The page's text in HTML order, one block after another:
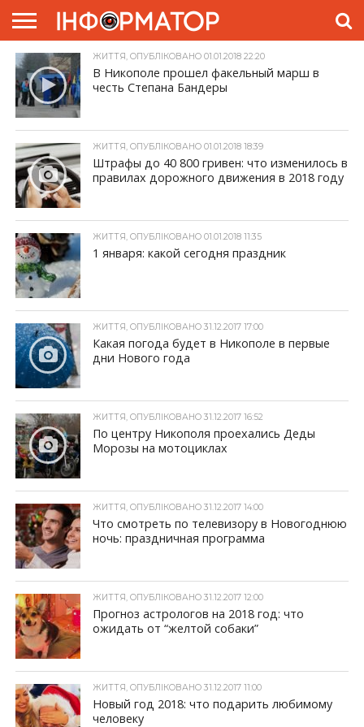
ГОЛОВНА
ЖИТТЯ
ВЛАДА
ГРОШІ
ТРЕШ
ПРЕС-
РЕЛІЗИ
РЕКЛАМА
ПРОЕКТИ
ЖИТТЯ, ОПУБЛІКОВАНО 01.01.2018 22:20
В Никополе прошел факельный марш в
честь Степана Бандеры
ЖИТТЯ, ОПУБЛІКОВАНО 01.01.2018 18:39
Штрафы до 40 800 гривен: что изменилось в
правилах дорожного движения в 2018 году
ЖИТТЯ, ОПУБЛІКОВАНО 01.01.2018 11:35
1 января: какой сегодня праздник
ЖИТТЯ, ОПУБЛІКОВАНО 31.12.2017 17:00
Какая погода будет в Никополе в первые
дни Нового года
ЖИТТЯ, ОПУБЛІКОВАНО 31.12.2017 16:52
По центру Никополя проехались Деды
Морозы на мотоциклах
ЖИТТЯ, ОПУБЛІКОВАНО 31.12.2017 14:00
Что смотреть по телевизору в Новогоднюю
ночь: праздничная программа
ЖИТТЯ, ОПУБЛІКОВАНО 31.12.2017 12:00
Прогноз астрологов на 2018 год: что
ожидать от “желтой собаки”
ЖИТТЯ, ОПУБЛІКОВАНО 31.12.2017 11:00
Новый год 2018: что подарить любимому
человеку